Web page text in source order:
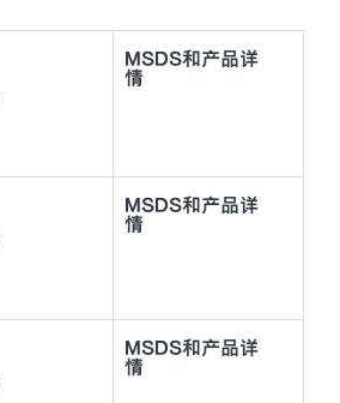
MSDS和产品详
情
MSDS和产品详
情
MSDS和产品详
情